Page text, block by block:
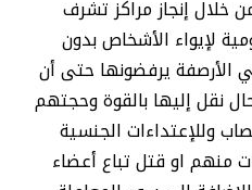
خلال إنجاز مراكز تشرف
لإيواء الأشخاص بدون
الأرصفة يرفضونها حتى أن
نقل إليها بالقوة وحجتهم
وللإعتداءات الجنسية
منهم او قتل تباع أعضاء